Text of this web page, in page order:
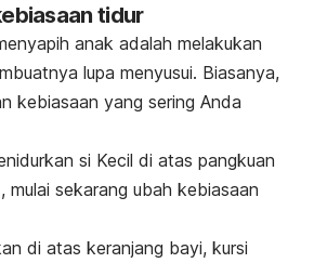
tidur
anak adalah melakukan
lupa menyusui. Biasanya,
kebiasaan yang sering Anda
si Kecil di atas pangkuan
mulai sekarang ubah kebiasaan
di atas keranjang bayi, kursi